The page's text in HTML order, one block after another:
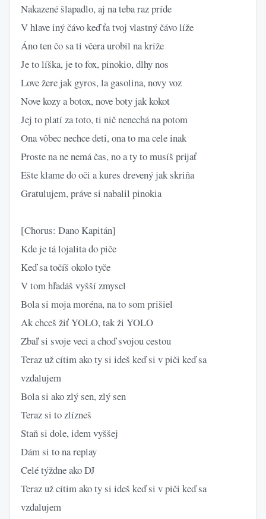
Nakazené šlapadlo, aj na teba raz príde
V hlave iný čávo keď ťa tvoj vlastný čávo líže
Áno ten čo sa ti včera urobil na kríže
Je to líška, je to fox, pinokio, dlhy nos
Love žere jak gyros, la gasolina, novy voz
Nove kozy a botox, nove boty jak kokot
Jej to platí za toto, ti nič nenechá na potom
Ona vôbec nechce deti, ona to ma cele inak
Proste na ne nemá čas, no a ty to musíš prijať
Ešte klame do oči a kures drevený jak skriňa
Gratulujem, práve si nabalil pinokia
[Chorus: Dano Kapitán]
Kde je tá lojalita do piče
Keď sa točíš okolo tyče
V tom hľadáš vyšší zmysel
Bola si moja moréna, na to som prišiel
Ak chceš žiť YOLO, tak ži YOLO
Zbaľ si svoje veci a choď svojou cestou
Teraz už cítim ako ty si ideš keď si v piči keď sa
vzdalujem
Bola si ako zlý sen, zlý sen
Teraz si to zlízneš
Staň si dole, idem vyššej
Dám si to na replay
Celé týždne ako DJ
Teraz už cítim ako ty si ideš keď si v piči keď sa
vzdalujem